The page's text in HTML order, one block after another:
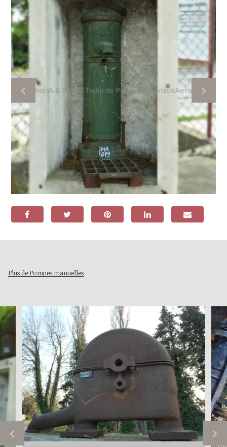
Plus de Pompes manuelles